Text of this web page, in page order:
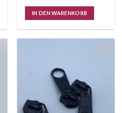
IN DEN WARENKORB